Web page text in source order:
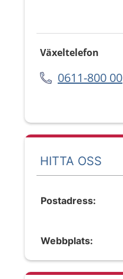
Växeltelefon
0611-800 00
HITTA OSS
Postadress:
Webbplats: